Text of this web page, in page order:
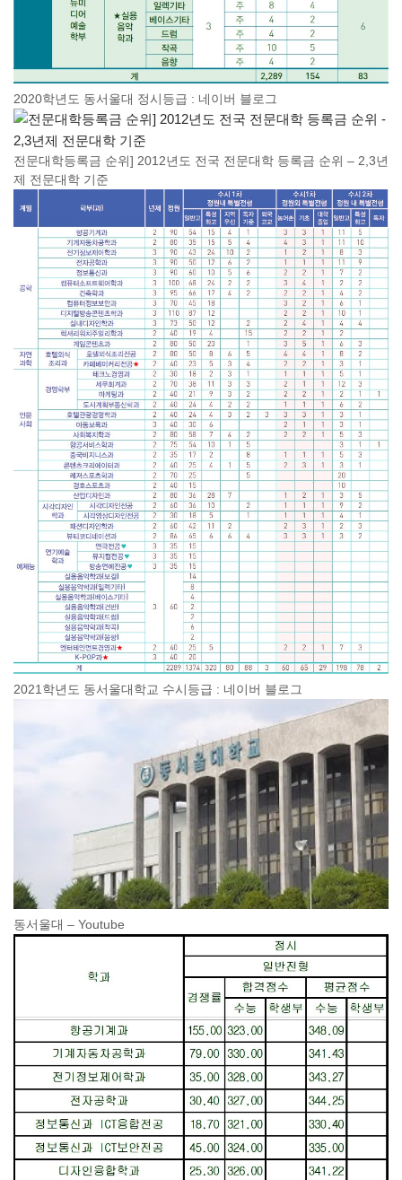
2020학년도 동서울대 정시등급 : 네이버 블로그
전문대학등록금 순위] 2012년도 전국 전문대학 등록금 순위 – 2,3년
제 전문대학 기준
2021학년도 동서울대학교 수시등급 : 네이버 블로그
동서울대 – Youtube